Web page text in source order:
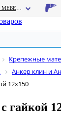
Крепежные
Анкер клин и
12х150
гайкой